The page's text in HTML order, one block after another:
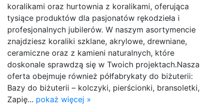
koralikami oraz hurtownia z koralikami, oferująca
tysiące produktów dla pasjonatów rękodzieła i
profesjonalnych jubilerów. W naszym asortymencie
znajdziesz koraliki szklane, akrylowe, drewniane,
ceramiczne oraz z kamieni naturalnych, które
doskonale sprawdzą się w Twoich projektach.Nasza
oferta obejmuje również półfabrykaty do biżuterii:
Bazy do biżuterii – kolczyki, pierścionki, bransoletki,
Zapię... pokaż więcej »